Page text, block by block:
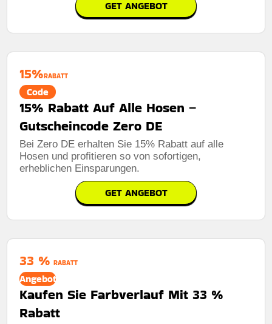
GET ANGEBOT
15%RABATT
Code
15% Rabatt Auf Alle Hosen –
Gutscheincode Zero DE
Bei Zero DE erhalten Sie 15% Rabatt auf alle
Hosen und profitieren so von sofortigen,
erheblichen Einsparungen.
GET ANGEBOT
33 % RABATT
Angebot
Kaufen Sie Farbverlauf Mit 33 %
Rabatt